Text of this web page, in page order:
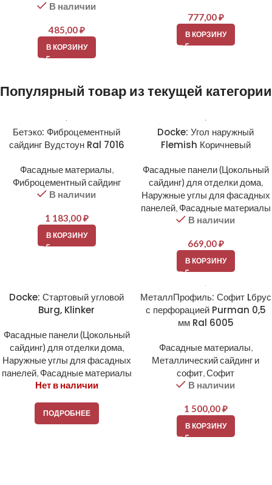
В наличии
485,00₽
В КОРЗИНУ
777,00₽
В КОРЗИНУ
Популярный товар из текущей категории
Бетэко: Фиброцементный
сайдинг Вудстоун Ral 7016
Фасадные материалы,
Фиброцементный сайдинг
В наличии
1 183,00₽
В КОРЗИНУ
Docke: Угол наружный
Flemish Коричневый
Фасадные панели (Цокольный
сайдинг) для отделки дома,
Наружные углы для фасадных
панелей, Фасадные материалы
В наличии
669,00₽
В КОРЗИНУ
Docke: Стартовый угловой
Burg, Klinker
Фасадные панели (Цокольный
сайдинг) для отделки дома,
Наружные углы для фасадных
панелей, Фасадные материалы
Нет в наличии
ПОДРОБНЕЕ
МеталлПрофиль: Софит Lбрус
с перфорацией Purman 0,5
мм Ral 6005
Фасадные материалы,
Металлический сайдинг и
софит,Софит
В наличии
1 500,00₽
В КОРЗИНУ